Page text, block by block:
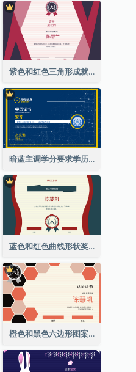
紫色和红色三角形成就证书
暗蓝主调学分要求学历证书
蓝色和红色曲线形状奖证书
橙色和黑色六边形图案证书